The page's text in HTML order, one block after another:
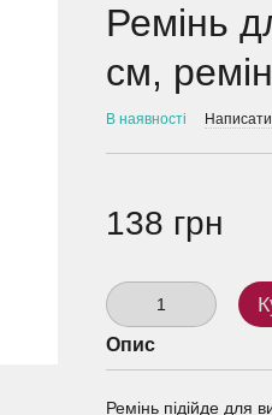
Ремінь
см,
В наявності Написати
138 грн
Опис
Ремінь підійде для